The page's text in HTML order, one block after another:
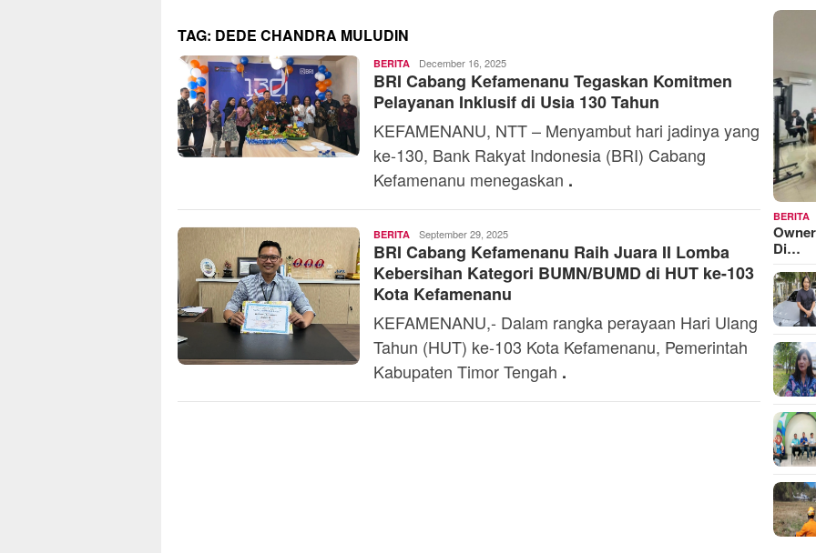
TAG: DEDE CHANDRA MULUDIN
BERITA
Kaba
December 16, 2025
BRI Cabang Kefamenanu Tegaskan Komitmen
Pelayanan Inklusif di Usia 130 Tahun
KEFAMENANU, NTT – Menyambut hari jadinya yang
ke-130, Bank Rakyat Indonesia (BRI) Cabang
Kefamenanu menegaskan .
BERITA Ali
Kaba
September 29, 2025
BRI Cabang Kefamenanu Raih Juara II Lomba
Kebersihan Kategori BUMN/BUMD di HUT ke-103
Kota Kefamenanu
KEFAMENANU,- Dalam rangka perayaan Hari Ulang
Tahun (HUT) ke-103 Kota Kefamenanu, Pemerintah
Kabupaten Timor Tengah .
BERITA
Di…